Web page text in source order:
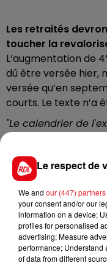
Les retraités
toucher la
L’augmentation de
dû être versée hier,
versée qu’en
courts. Le texte n’a
"Le calendrier de
n'a pas permis à
cette
juillet versé en août"
d'assurance vieillesse
Par contre, la
rattraper ce couac.
euros par mois
de 1.200 euros
Le respect de
We and our (447) partners
your consent and/or our
information on a device;
profiles for personalised
advertising; Measure
performance; Understand
of data from different